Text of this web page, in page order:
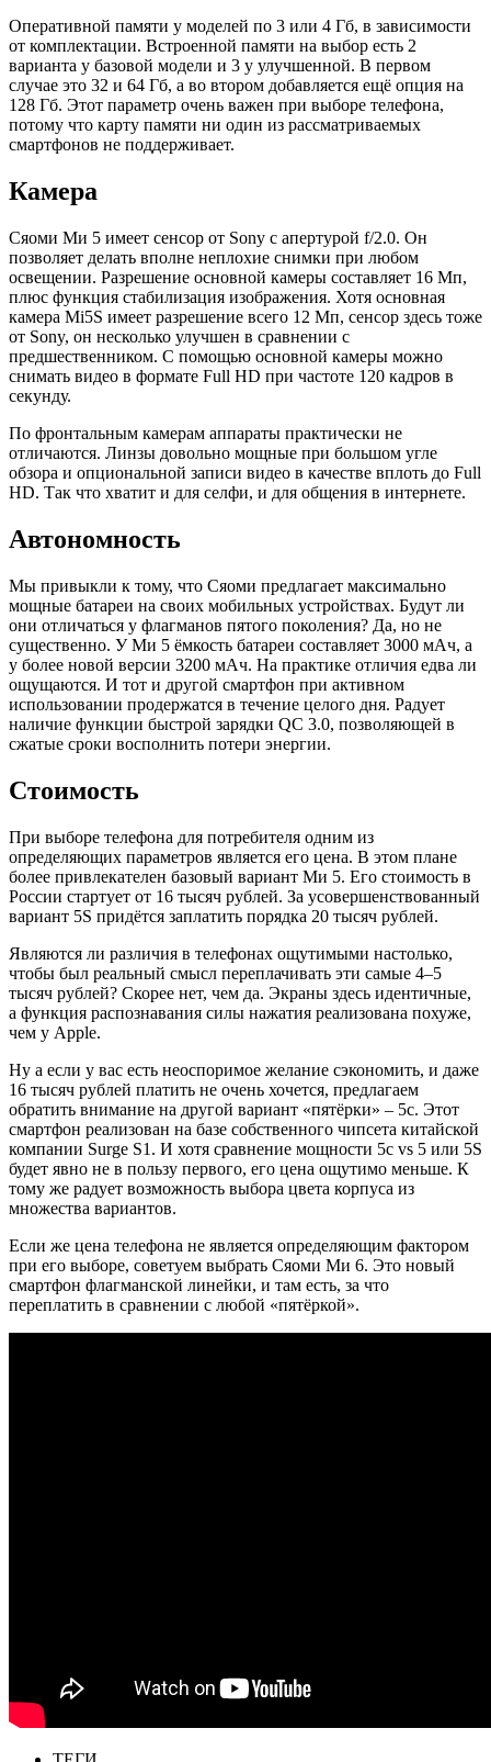
Оперативной памяти у моделей по 3 или 4 Гб, в зависимости
от комплектации. Встроенной памяти на выбор есть 2
варианта у базовой модели и 3 у улучшенной. В первом
случае это 32 и 64 Гб, а во втором добавляется ещё опция на
128 Гб. Этот параметр очень важен при выборе телефона,
потому что карту памяти ни один из рассматриваемых
смартфонов не поддерживает.
Камера
Сяоми Ми 5 имеет сенсор от Sony с апертурой f/2.0. Он
позволяет делать вполне неплохие снимки при любом
освещении. Разрешение основной камеры составляет 16 Мп,
плюс функция стабилизация изображения. Хотя основная
камера Mi5S имеет разрешение всего 12 Мп, сенсор здесь тоже
от Sony, он несколько улучшен в сравнении с
предшественником. С помощью основной камеры можно
снимать видео в формате Full HD при частоте 120 кадров в
секунду.
По фронтальным камерам аппараты практически не
отличаются. Линзы довольно мощные при большом угле
обзора и опциональной записи видео в качестве вплоть до Full
HD. Так что хватит и для селфи, и для общения в интернете.
Автономность
Мы привыкли к тому, что Сяоми предлагает максимально
мощные батареи на своих мобильных устройствах. Будут ли
они отличаться у флагманов пятого поколения? Да, но не
существенно. У Ми 5 ёмкость батареи составляет 3000 мАч, а
у более новой версии 3200 мАч. На практике отличия едва ли
ощущаются. И тот и другой смартфон при активном
использовании продержатся в течение целого дня. Радует
наличие функции быстрой зарядки QC 3.0, позволяющей в
сжатые сроки восполнить потери энергии.
Стоимость
При выборе телефона для потребителя одним из
определяющих параметров является его цена. В этом плане
более привлекателен базовый вариант Ми 5. Его стоимость в
России стартует от 16 тысяч рублей. За усовершенствованный
вариант 5S придётся заплатить порядка 20 тысяч рублей.
Являются ли различия в телефонах ощутимыми настолько,
чтобы был реальный смысл переплачивать эти самые 4–5
тысяч рублей? Скорее нет, чем да. Экраны здесь идентичные,
а функция распознавания силы нажатия реализована похуже,
чем у Apple.
Ну а если у вас есть неоспоримое желание сэкономить, и даже
16 тысяч рублей платить не очень хочется, предлагаем
обратить внимание на другой вариант «пятёрки» – 5с. Этот
смартфон реализован на базе собственного чипсета китайской
компании Surge S1. И хотя сравнение мощности 5c vs 5 или 5S
будет явно не в пользу первого, его цена ощутимо меньше. К
тому же радует возможность выбора цвета корпуса из
множества вариантов.
Если же цена телефона не является определяющим фактором
при его выборе, советуем выбрать Сяоми Ми 6. Это новый
смартфон флагманской линейки, и там есть, за что
переплатить в сравнении с любой «пятёркой».